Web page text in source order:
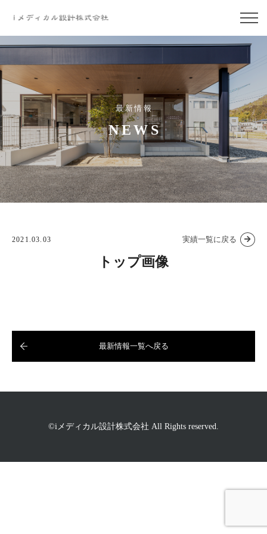
最新情報
NEWS
2021.03.03 実績一覧に戻る
トップ画像
最新情報一覧へ戻る
©iメディカル設計株式会社 All Rights reserved.